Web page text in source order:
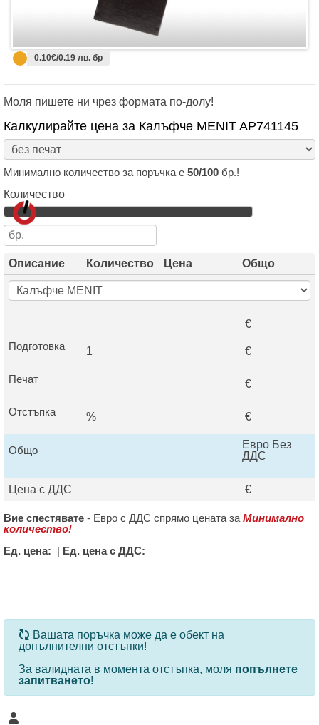
0.10€/0.19 лв. бр
Моля пишете ни чрез формата по-долу!
Калкулирайте цена за Калъфче MENIT AP741145
Минимално количество за поръчка е 50/100 бр.!
Количество
Описание Количество Цена Общо
€
Подготовка
1 €
Печат €
Отстъпка % €
Общо
Евро Без
ДДС
Цена с ДДС €
Вие спестявате - Евро с ДДС спрямо цената за Минимално
количество!
Ед. цена: | Ед. цена с ДДС:
За определени продукти и количества се ползват
Вашата поръчка може да е обект на
допълнителни отстъпки!
За валидната в момента отстъпка, моля попълнете
запитването!